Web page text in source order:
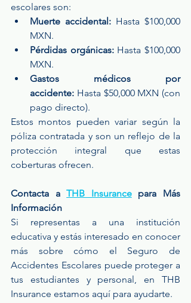
escolares son:
Muerte accidental: Hasta $100,000
MXN.
Pérdidas orgánicas: Hasta $100,000
MXN.
Gastos médicos por
accidente: Hasta $50,000 MXN (con
pago directo).
Estos montos pueden variar según la
póliza contratada y son un reflejo de la
protección integral que estas
coberturas ofrecen.
Contacta a THB Insurance para Más
Información
Si representas a una institución
educativa y estás interesado en conocer
más sobre cómo el Seguro de
Accidentes Escolares puede proteger a
tus estudiantes y personal, en THB
Insurance estamos aquí para ayudarte.